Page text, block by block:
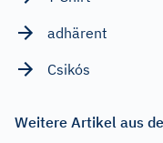
adhärent
Csikós
Weitere Artikel aus